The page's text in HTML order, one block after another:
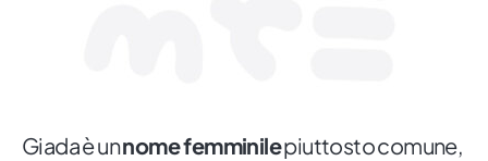
Giada è unnome femminilepiuttosto comune,